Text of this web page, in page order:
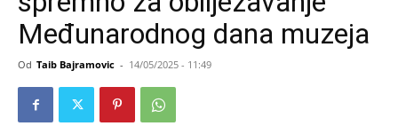
Međunarodnog dana muzeja
Od Taib Bajramovic - 14/05/2025 - 11:49